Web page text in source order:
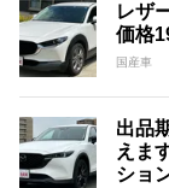
レザ
価格
国産車
出品
えま
ショ